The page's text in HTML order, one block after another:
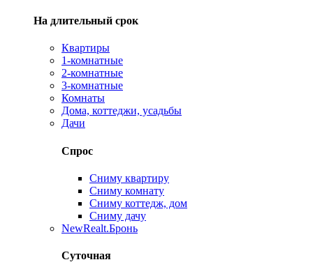
На длительный срок
Квартиры
1-комнатные
2-комнатные
3-комнатные
Комнаты
Дома, коттеджи, усадьбы
Дачи
Спрос
Сниму квартиру
Сниму комнату
Сниму коттедж, дом
Сниму дачу
NewRealt.Бронь
Суточная